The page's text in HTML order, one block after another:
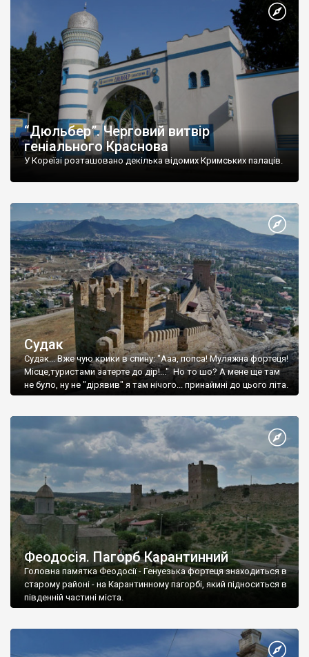
“Дюльбер”. Черговий витвір
геніального Краснова
У Кореїзі розташовано декілька відомих Кримських палаців.
Судак
Судак... Вже чую крики в спину: "Ааа, попса! Муляжна фортеця!
Місце,туристами затерте до дір!..." Но то шо? А мене ще там
не було, ну не "дірявив" я там нічого... принаймні до цього літа.
Феодосія. Пагорб Карантинний
Головна памятка Феодосії - Генуезька фортеця знаходиться в
старому районі - на Карантинному пагорбі, який підноситься в
південній частині міста.